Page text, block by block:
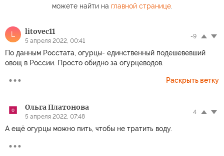
можете найти на главной странице.
L litovec11
5 апреля 2022, 00:41
-9
По данным Росстата, огурцы- единственный подешевевший
овощ в России. Просто обидно за огурцеводов.
Раскрыть ветку
Ольга Платонова
5 апреля 2022, 07:48
4
А ещё огурцы можно пить, чтобы не тратить воду.